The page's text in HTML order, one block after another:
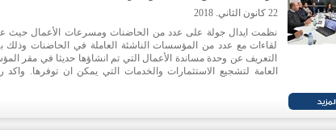
22 كانون الثاني. 2018
نظمت ايدال جولة على عدد من الحاضنات ومسرعات الأعمال حيث
لقاءات مع عدد من المؤسسات الناشئة العاملة في الحاضنات وذلك
التعريف عن وحدة مساندة الأعمال التي تم انشاؤها حديثا في مقر
العامة لتشجيع الاستثمارات والخدمات التي يمكن ان توفرها. واكد